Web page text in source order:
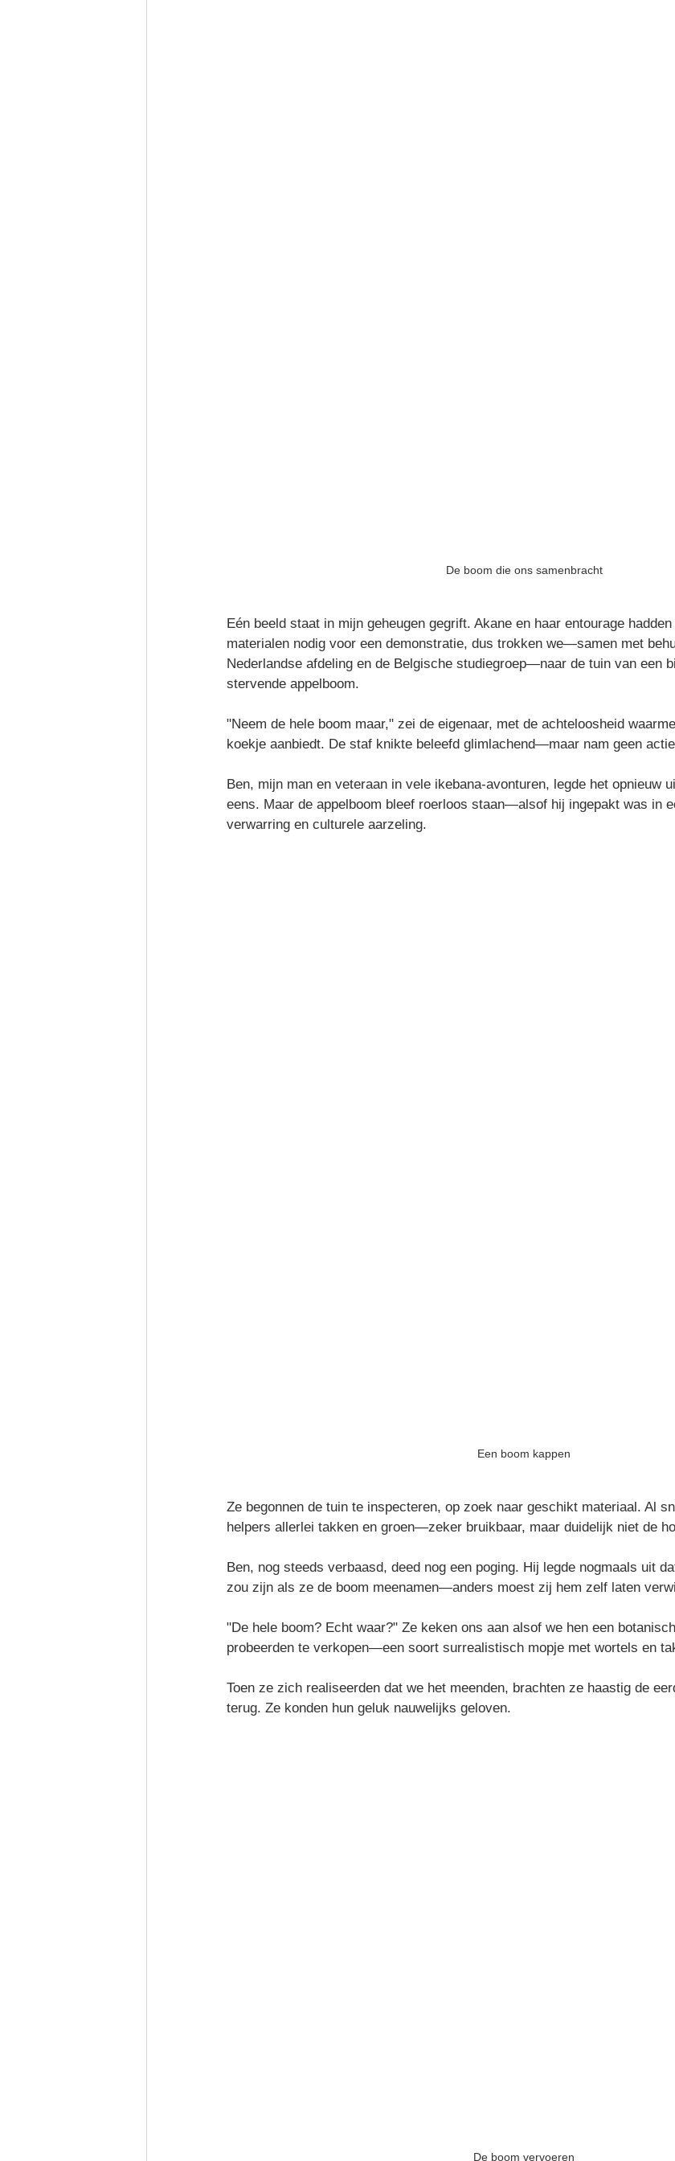
De boom die ons samenbracht
Eén beeld staat in mijn geheugen gegrift. Akane en haar entourage
materialen nodig voor een demonstratie, dus trokken we—samen met
Nederlandse afdeling en de Belgische studiegroep—naar de tuin van een
stervende appelboom.
"Neem de hele boom maar," zei de eigenaar, met de achteloosheid
koekje aanbiedt. De staf knikte beleefd glimlachend—maar nam geen
Ben, mijn man en veteraan in vele ikebana-avonturen, legde het opnieuw
eens. Maar de appelboom bleef roerloos staan—alsof hij ingepakt was in
verwarring en culturele aarzeling.
Een boom kappen
Ze begonnen de tuin te inspecteren, op zoek naar geschikt materiaal. Al
helpers allerlei takken en groen—zeker bruikbaar, maar duidelijk niet de
Ben, nog steeds verbaasd, deed nog een poging. Hij legde nogmaals uit
zou zijn als ze de boom meenamen—anders moest zij hem zelf laten
"De hele boom? Echt waar?" Ze keken ons aan alsof we hen een
probeerden te verkopen—een soort surrealistisch mopje met wortels en
Toen ze zich realiseerden dat we het meenden, brachten ze haastig de
terug. Ze konden hun geluk nauwelijks geloven.
De boom vervoeren